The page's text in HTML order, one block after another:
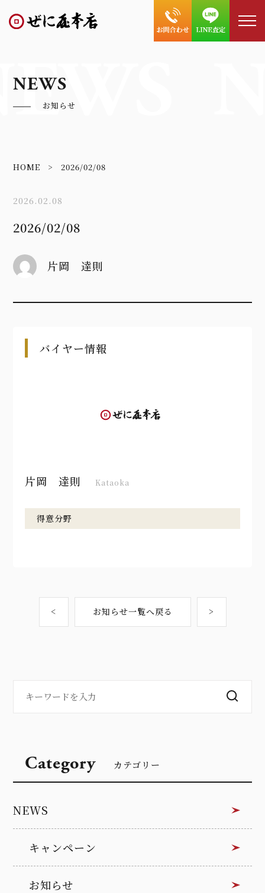
NEWS
お知らせ
HOME 2026/02/08
2026.02.08
2026/02/08
片岡 達則
バイヤー情報
片岡 達則 Kataoka
得意分野
< お知らせ一覧へ戻る >
Category カテゴリー
NEWS
キャンペーン
お知らせ